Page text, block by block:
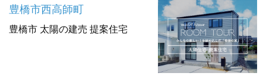
豊橋市西高師町
豊橋市 太陽の建売 提案住宅